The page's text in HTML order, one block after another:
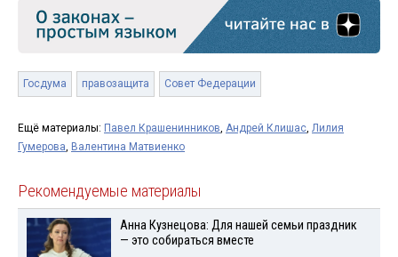
Госдума правозащита Совет Федерации
Ещё материалы: Павел Крашенинников, Андрей Клишас, Лилия
Гумерова, Валентина Матвиенко
Рекомендуемые материалы
Анна Кузнецова: Для нашей семьи праздник
— это собираться вместе